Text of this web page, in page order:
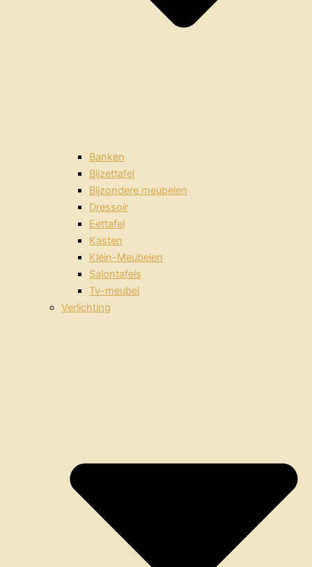
Banken
Bijzettafel
Bijzondere meubelen
Dressoir
Eettafel
Kasten
Klein-Meubelen
Salontafels
Tv-meubel
Verlichting